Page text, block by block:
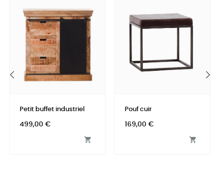
Petit buffet industriel
Prix
499,00 €

Pouf cuir
Prix
169,00 €
